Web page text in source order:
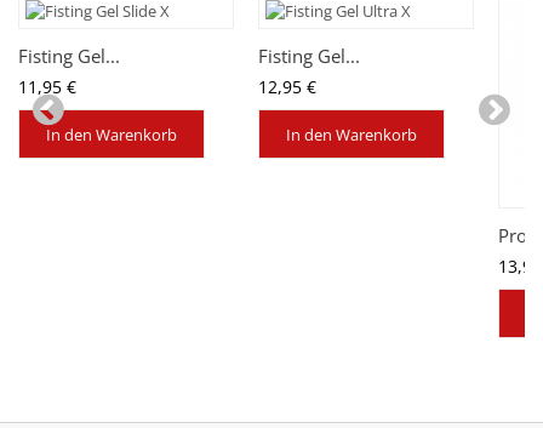
Fisting Gel...
11,95 €
In den Warenkorb
Fisting Gel...
12,95 €
In den Warenkorb